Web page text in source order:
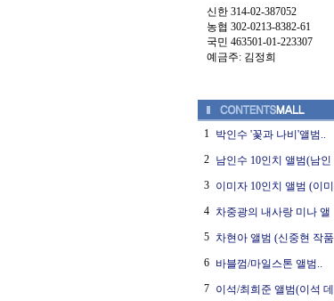
신한 314-02-387052
농협 302-0213-8382-61
국민 463501-01-223307
예금주: 김정희
1 박인수 '꽃과 나비'앨범..
2 남인수 10인치 앨범(남인
3 이미자 10인치 앨범 (이미
4 차중광의 내사랑 미나 앨
5 차현아 앨범 (신중현 작품
6 바블껌/마일스톤 앨범..
7 이석/최희준 앨범(이석 데